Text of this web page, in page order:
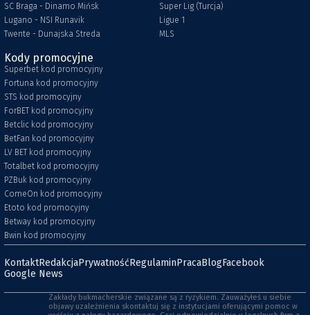
SC Braga - Dinamo Mińsk
Lugano - NSI Runavik
Twente - Dunajska Streda
Super Lig (Turcja)
Ligue 1
MLS
Kody promocyjne
Superbet kod promocyjny
Fortuna kod promocyjny
STS kod promocyjny
ForBET kod promocyjny
Betclic kod promocyjny
BetFan kod promocyjny
LV BET kod promocyjny
Totalbet kod promocyjny
PZBuk kod promocyjny
ComeOn kod promocyjny
Etoto kod promocyjny
Betway kod promocyjny
Bwin kod promocyjny
KontaktRedakcjaPrywatnośćRegulaminPracaBlogFacebook
Google News
Zakłady bukmacherskie związane są z ryzykiem. Zauważyłeś u siebie
objawy uzależnienia skontaktuj się z instytucjami oferującymi pomoc w